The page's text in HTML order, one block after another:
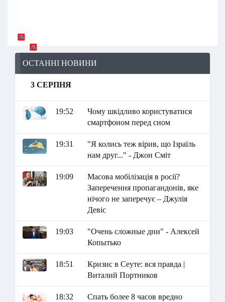
ОСТАННІ НОВИНИ
3 СЕРПНЯ
19:52
Чому шкідливо користуватися
смартфоном перед сном
19:31
"Я колись теж вірив, що Ізраїль
нам друг..." - Джон Сміт
19:09
Масова мобілізація в росії?
Заперечення пропагандонів, яке
нічого не заперечує – Джулія
Девіс
19:03
"Очень сложные дни" - Алексей
Копытько
18:51
Кризис в Сеуте: вся правда |
Виталий Портников
18:32 Спать более 8 часов вредно